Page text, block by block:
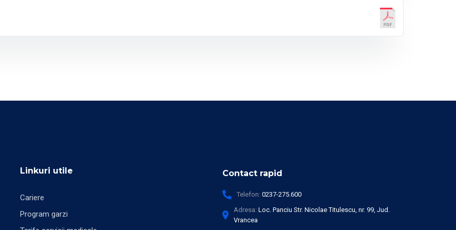
Linkuri utile
Cariere
Program garzi
Contact rapid
Telefon: 0237-275.600
Adresa: Loc. Panciu Str. Nicolae Titulescu, nr. 99, Jud.
Vrancea